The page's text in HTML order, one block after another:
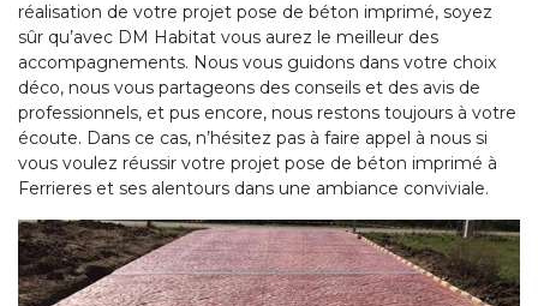
réalisation de votre projet pose de béton imprimé, soyez
sûr qu’avec DM Habitat vous aurez le meilleur des
accompagnements. Nous vous guidons dans votre choix
déco, nous vous partageons des conseils et des avis de
professionnels, et pus encore, nous restons toujours à votre
écoute. Dans ce cas, n’hésitez pas à faire appel à nous si
vous voulez réussir votre projet pose de béton imprimé à
Ferrieres et ses alentours dans une ambiance conviviale.